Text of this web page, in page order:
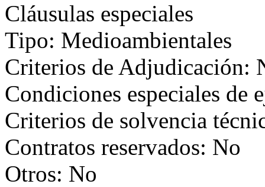
Cláusulas especiales
Tipo: Medioambientales
Criterios de Adjudicación:
Condiciones especiales de
Criterios de solvencia
Contratos reservados: No
Otros: No